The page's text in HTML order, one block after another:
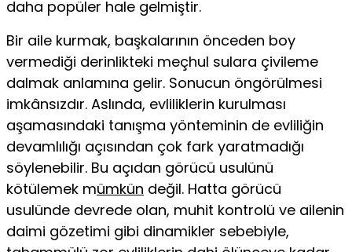
daha popüler hale gelmiştir.
Bir aile kurmak, başkalarının önceden boy
vermediği derinlikteki meçhul sulara çivileme
dalmak anlamına ge­lir. Sonucun öngörülmesi
imkânsızdır. Aslında, evliliklerin kurulması
aşamasındaki tanışma yönteminin de evliliğin
devamlılığı açısından çok fark yaratmadığı
söylenebilir. Bu açıdan görücü usulünü
kötülemek mümkün değil. Hatta gö­rücü
usulünde devrede olan, muhit kontrolü ve ailenin
daimi gözetimi gibi dinamikler sebebiyle,